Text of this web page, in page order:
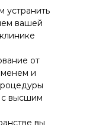
устранить
вашей
от
и
с высшим
вы